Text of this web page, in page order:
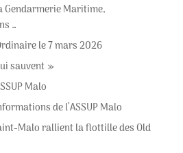
Gendarmerie Maritime,
…
le 7 mars 2026
sauvent »
Malo
de l’ASSUP Malo
Malo rallient la flottille des Old